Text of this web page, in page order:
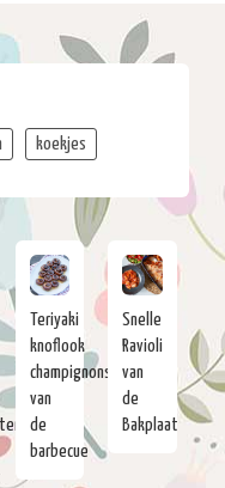
koekjes
Teriyaki
knoflook
champignons
van
de
barbecue
Snelle
Ravioli
van
de
Bakplaat